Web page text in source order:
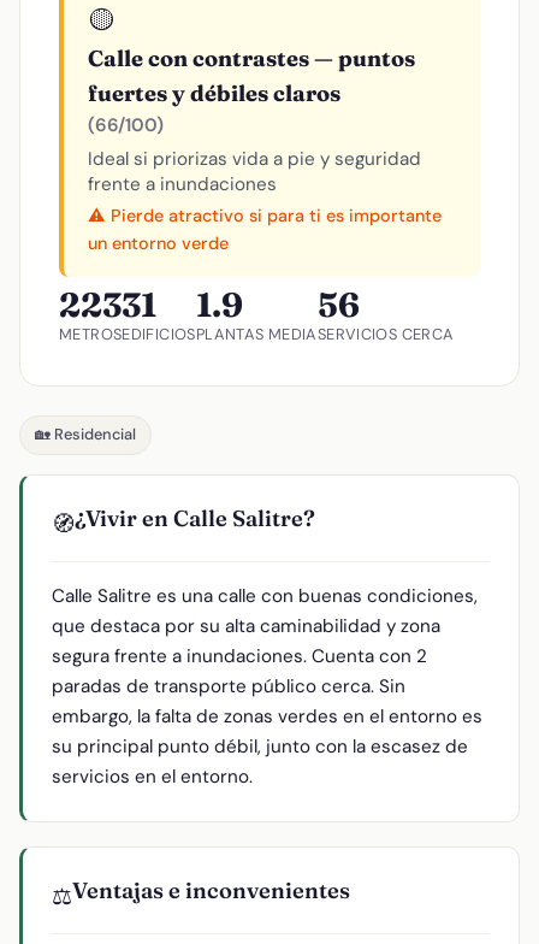
🟡
Calle con contrastes — puntos
fuertes y débiles claros
(66/100)
Ideal si priorizas vida a pie y seguridad
frente a inundaciones
⚠️ Pierde atractivo si para ti es importante
un entorno verde
223
METROS
31
EDIFICIOS
1.9
PLANTAS MEDIA
56
SERVICIOS CERCA
🏡 Residencial
🧭¿Vivir en Calle Salitre?
Calle Salitre es una calle con buenas condiciones,
que destaca por su alta caminabilidad y zona
segura frente a inundaciones. Cuenta con 2
paradas de transporte público cerca. Sin
embargo, la falta de zonas verdes en el entorno es
su principal punto débil, junto con la escasez de
servicios en el entorno.
⚖️Ventajas e inconvenientes